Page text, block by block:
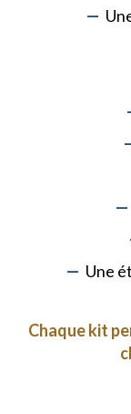
Une
Chaque kit